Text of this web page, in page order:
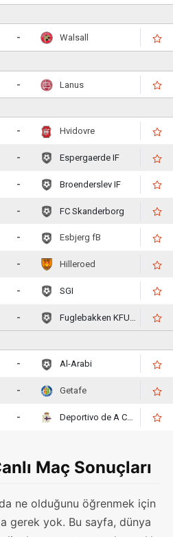
- Walsall
- Lanus
- Hvidovre
- Espergaerde IF
- Broenderslev IF
- FC Skanderborg
- Esbjerg fB
- Hilleroed
- SGI
-
- Al-Arabi
- Getafe
-
Maç Sonuçları
ne olduğunu öğrenmek için
gerek yok. Bu sayfa, dünya